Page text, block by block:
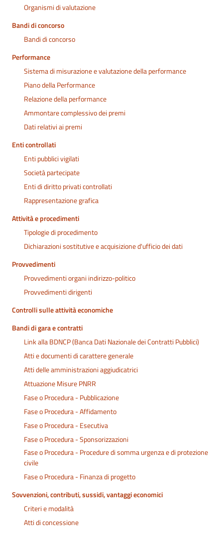
Organismi di valutazione
Bandi di concorso
Bandi di concorso
Performance
Sistema di misurazione e valutazione della performance
Piano della Performance
Relazione della performance
Ammontare complessivo dei premi
Dati relativi ai premi
Enti controllati
Enti pubblici vigilati
Società partecipate
Enti di diritto privati controllati
Rappresentazione grafica
Attività e procedimenti
Tipologie di procedimento
Dichiarazioni sostitutive e acquisizione d'ufficio dei dati
Provvedimenti
Provvedimenti organi indirizzo-politico
Provvedimenti dirigenti
Controlli sulle attività economiche
Bandi di gara e contratti
Link alla BDNCP (Banca Dati Nazionale dei Contratti Pubblici)
Atti e documenti di carattere generale
Atti delle amministrazioni aggiudicatrici
Attuazione Misure PNRR
Fase o Procedura - Pubblicazione
Fase o Procedura - Affidamento
Fase o Procedura - Esecutiva
Fase o Procedura - Sponsorizzazioni
Fase o Procedura - Procedure di somma urgenza e di protezione
civile
Fase o Procedura - Finanza di progetto
Sovvenzioni, contributi, sussidi, vantaggi economici
Criteri e modalità
Atti di concessione